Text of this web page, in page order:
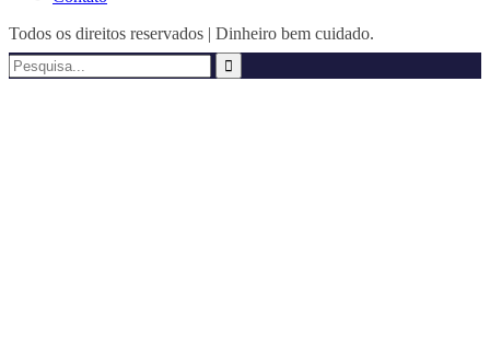
Todos os direitos reservados | Dinheiro bem cuidado.